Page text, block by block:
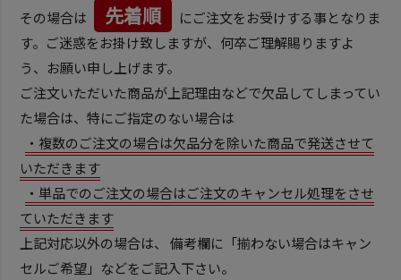
その場合は
先着順
にご注文をお受けする事となりま
す。ご迷惑をお掛け致しますが、何卒ご理解賜りますよ
う、お願い申し上げます。
ご注文いただいた商品が上記理由などで欠品してしまってい
た場合は、特にご指定のない場合は
・複数のご注文の場合は欠品分を除いた商品で発送させて
いただきます
・単品でのご注文の場合はご注文のキャンセル処理をさせ
ていただきます
上記対応以外の場合は、 備考欄に「揃わない場合はキャン
セルご希望」などをご記入下さい。